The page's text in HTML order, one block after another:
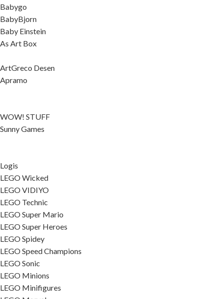
Babygo
BabyBjorn
Baby Einstein
As Art Box
ArtGreco Desen
Apramo
WOW! STUFF
Sunny Games
Logis
LEGO Wicked
LEGO VIDIYO
LEGO Technic
LEGO Super Mario
LEGO Super Heroes
LEGO Spidey
LEGO Speed Champions
LEGO Sonic
LEGO Minions
LEGO Minifigures